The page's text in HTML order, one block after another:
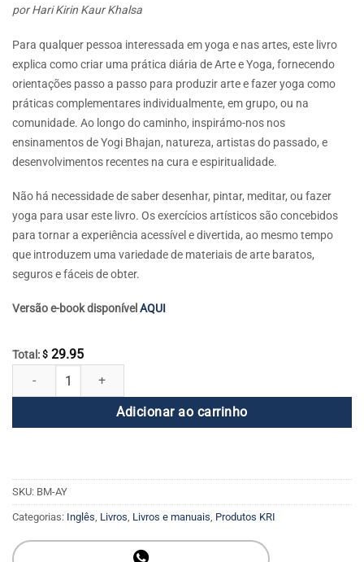
por Hari Kirin Kaur Khalsa
Para qualquer pessoa interessada em yoga e nas artes, este livro
explica como criar uma prática diária de Arte e Yoga, fornecendo
orientações passo a passo para produzir arte e fazer yoga como
práticas complementares individualmente, em grupo, ou na
comunidade. Ao longo do caminho, inspirámo-nos nos
ensinamentos de Yogi Bhajan, natureza, artistas do passado, e
desenvolvimentos recentes na cura e espiritualidade.
Não há necessidade de saber desenhar, pintar, meditar, ou fazer
yoga para usar este livro. Os exercícios artísticos são concebidos
para tornar a experiência acessível e divertida, ao mesmo tempo
que introduzem uma variedade de materiais de arte baratos,
seguros e fáceis de obter.
Versão e-book disponível AQUI
Total: $ 29.95
Arte e Yoga quantidade
Adicionar ao carrinho
SKU: BM-AY
Categorias: Inglês, Livros, Livros e manuais, Produtos KRI